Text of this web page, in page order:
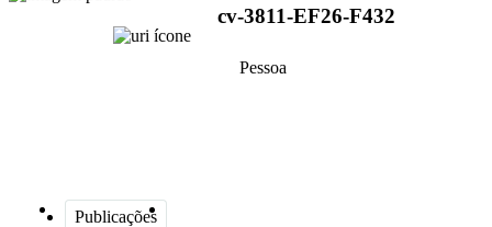
cv-3811-EF26-F432
Pessoa
Publicações